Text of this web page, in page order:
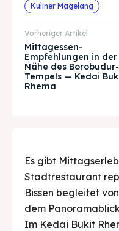
Explore
& Make a booking
Tempat Makan
Playground Anak
Katering
Nasi Box
Explore
& Make a booking
Tempat Makan
Playground Anak
Katering
Nasi Box
Kuliner Magelang
Vorheriger Artikel
Mittagessen-
Empfehlungen in der
Nähe des Borobudur-
Tempels — Kedai
Rhema
Es gibt
Stadtrestaurant
Bissen begleitet
dem
Im Kedai Bukit